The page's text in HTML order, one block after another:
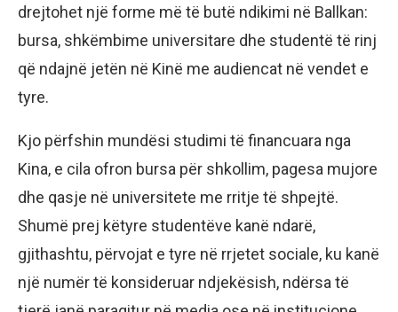
drejtohet një forme më të butë ndikimi në Ballkan:
bursa, shkëmbime universitare dhe studentë të rinj
që ndajnë jetën në Kinë me audiencat në vendet e
tyre.
Kjo përfshin mundësi studimi të financuara nga
Kina, e cila ofron bursa për shkollim, pagesa mujore
dhe qasje në universitete me rritje të shpejtë.
Shumë prej këtyre studentëve kanë ndarë,
gjithashtu, përvojat e tyre në rrjetet sociale, ku kanë
një numër të konsideruar ndjekësish, ndërsa të